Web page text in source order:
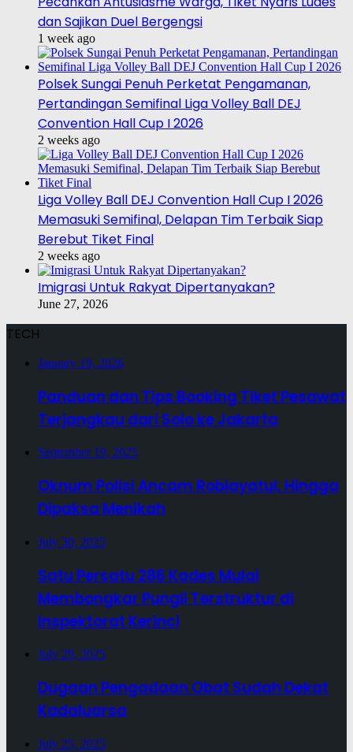
dan Sajikan Duel Bergengsi
1 week ago
Polsek Sungai Penuh Perketat Pengamanan,
Pertandingan Semifinal Liga Volley Ball DEJ
Convention Hall Cup I 2026
2 weeks ago
Liga Volley Ball DEJ Convention Hall Cup I 2026
Memasuki Semifinal, Delapan Tim Terbaik Siap
Berebut Tiket Final
2 weeks ago
Imigrasi Untuk Rakyat Dipertanyakan?
June 27, 2026
TECH
January 19, 2026
Panduan dan Tips Booking Tiket Pesawat
Terjangkau dari Solo ke Jakarta
September 19, 2025
Oknum Polisi Ancam Robiayatul, Hingga
Dipaksa Menikah
July 30, 2025
Satu Persatu 286 Kades Mulai
Membongkar Pungli Terstruktur di
Inspektorat Kerinci
July 29, 2025
Dugaan Pengadaan Obat Sudah Dekat
Kadaluarsa
July 25, 2025